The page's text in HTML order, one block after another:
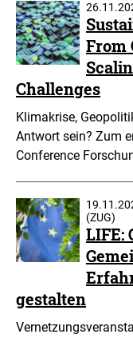
From
Challenges
Klimakrise,
Antwort sein? Zum
Conference
(ZUG)
LIFE:
gestalten